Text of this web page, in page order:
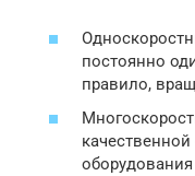
постоянно
правило,